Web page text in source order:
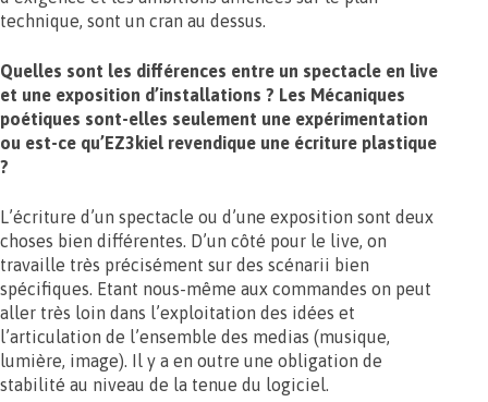
technique, sont un cran au dessus.
Quelles sont les différences entre un spectacle en live
et une exposition d’installations ? Les Mécaniques
poétiques sont-elles seulement une expérimentation
ou est-ce qu’EZ3kiel revendique une écriture plastique
?
L’écriture d’un spectacle ou d’une exposition sont deux
choses bien différentes. D’un côté pour le live, on
travaille très précisément sur des scénarii bien
spécifiques. Etant nous-même aux commandes on peut
aller très loin dans l’exploitation des idées et
l’articulation de l’ensemble des medias (musique,
lumière, image). Il y a en outre une obligation de
stabilité au niveau de la tenue du logiciel.